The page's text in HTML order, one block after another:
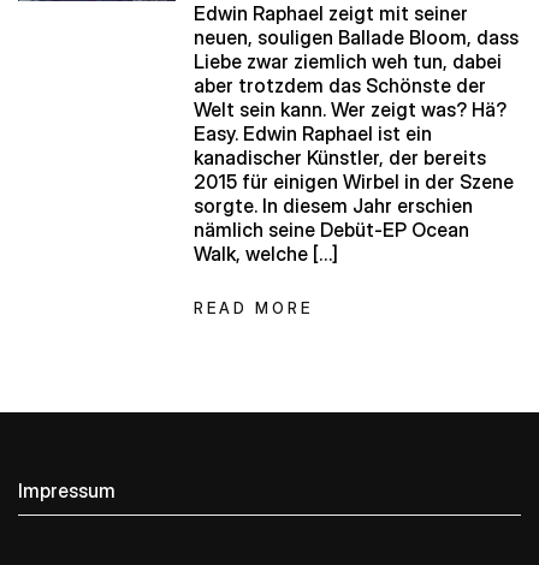
Edwin Raphael zeigt mit seiner
neuen, souligen Ballade Bloom, dass
Liebe zwar ziemlich weh tun, dabei
aber trotzdem das Schönste der
Welt sein kann. Wer zeigt was? Hä?
Easy. Edwin Raphael ist ein
kanadischer Künstler, der bereits
2015 für einigen Wirbel in der Szene
sorgte. In diesem Jahr erschien
nämlich seine Debüt-EP Ocean
Walk, welche […]
READ MORE
Impressum